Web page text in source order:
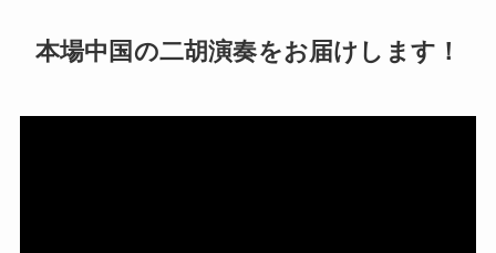
本場中国の二胡演奏をお届けします！